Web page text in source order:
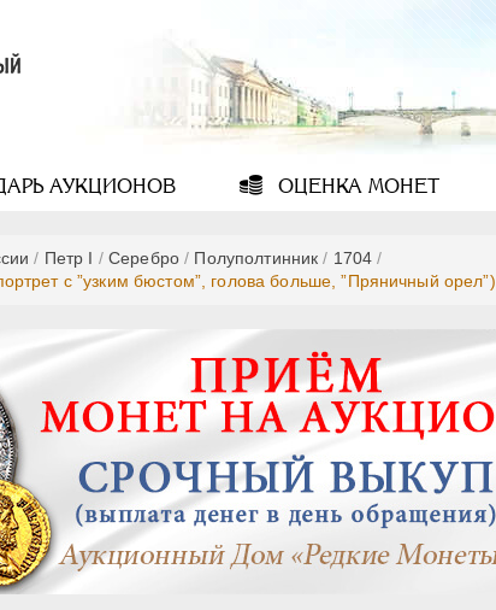
АУКЦИОНОВ ОЦЕНКА МОНЕТ
/ Пeтр I /Серебро / Полуполтинник / 1704 /
с ”узким бюстом”, голова больше, ”Пряничный орел”)